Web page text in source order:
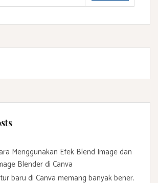
Menggunakan Efek Blend Image dan
Blender di Canva
baru di Canva memang banyak bener.